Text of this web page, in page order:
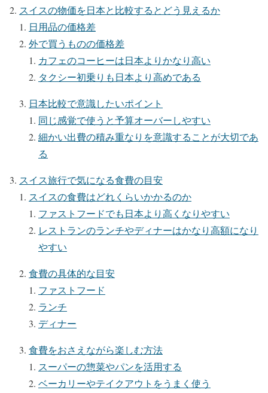
スイスの物価を日本と比較するとどう見えるか
日用品の価格差
外で買うものの価格差
カフェのコーヒーは日本よりかなり高い
タクシー初乗りも日本より高めである
日本比較で意識したいポイント
同じ感覚で使うと予算オーバーしやすい
細かい出費の積み重なりを意識することが大切であ
る
スイス旅行で気になる食費の目安
スイスの食費はどれくらいかかるのか
ファストフードでも日本より高くなりやすい
レストランのランチやディナーはかなり高額になり
やすい
食費の具体的な目安
ファストフード
ランチ
ディナー
食費をおさえながら楽しむ方法
スーパーの惣菜やパンを活用する
ベーカリーやテイクアウトをうまく使う